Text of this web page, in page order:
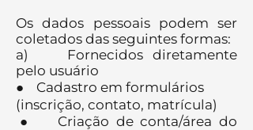
Os dados pessoais podem ser
coletados das seguintes formas:
a) Fornecidos diretamente
pelo usuário
‎‎‎‎‎‎‎‎ㅤ‎‎‎‎‎‎‎‎ㅤ● Cadastro em formulários
(inscrição, contato, matrícula)
● Criação de conta/área do